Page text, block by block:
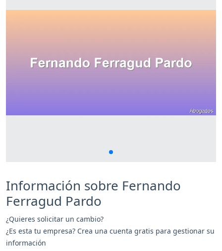
Información sobre Fernando
Ferragud Pardo
¿Quieres solicitar un cambio?
¿Es esta tu empresa? Crea una cuenta gratis para gestionar su
información